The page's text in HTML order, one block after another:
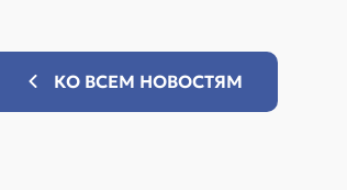
КО ВСЕМ НОВОСТЯМ